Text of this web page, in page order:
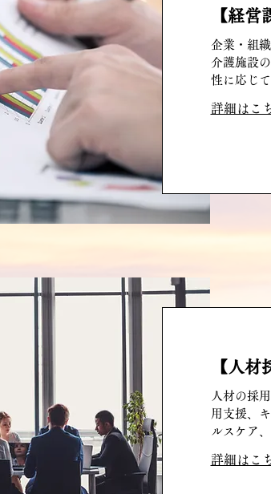
【経営
企業・組
介護施設
性に応じ
詳細はこ
【人材
人材の採
用支援、
ルスケア
詳細はこ